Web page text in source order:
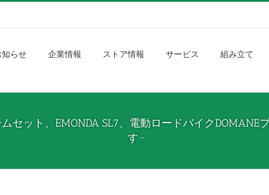
らせ 企業情報 ストア情報 サービス 組み立て
ット、EMONDA SL7、電動ロードバイクDOMANE
す~